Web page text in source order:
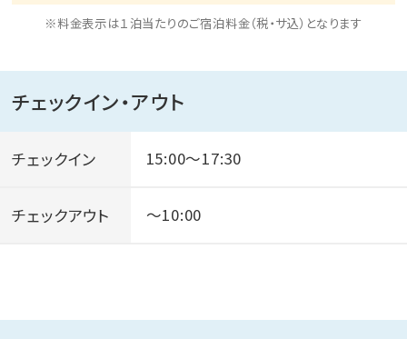
※料金表示は１泊当たりのご宿泊料金（税・サ込）となります
チェックイン・アウト
チェックイン 15:00～17:30
チェックアウト ～10:00